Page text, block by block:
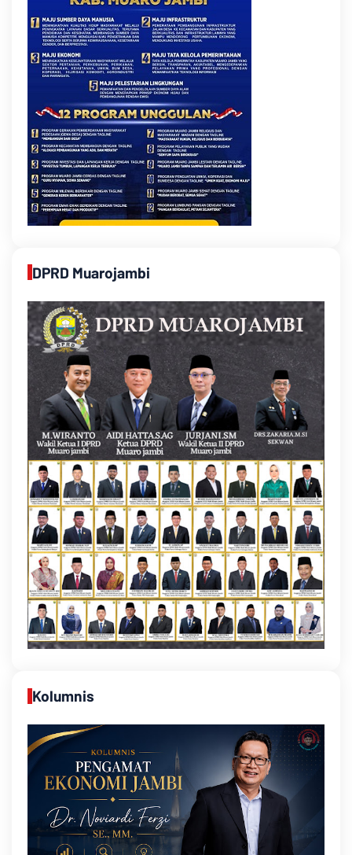
DPRD Muarojambi
Kolumnis